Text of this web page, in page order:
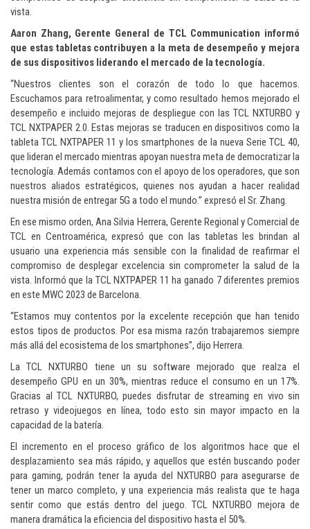
vista.
Aaron Zhang, Gerente General de TCL Communication informó
que estas tabletas contribuyen a la meta de desempeño y mejora
de sus dispositivos liderando el mercado de la tecnología.
“Nuestros clientes son el corazón de todo lo que hacemos.
Escuchamos para retroalimentar, y como resultado hemos mejorado el
desempeño e incluido mejoras de despliegue con las TCL NXTURBO y
TCL NXTPAPER 2.0. Estas mejoras se traducen en dispositivos como la
tableta TCL NXTPAPER 11 y los smartphones de la nueva Serie TCL 40,
que lideran el mercado mientras apoyan nuestra meta de democratizar la
tecnología. Además contamos con el apoyo de los operadores, que son
nuestros aliados estratégicos, quienes nos ayudan a hacer realidad
nuestra misión de entregar 5G a todo el mundo.” expresó el Sr. Zhang.
En ese mismo orden, Ana Silvia Herrera, Gerente Regional y Comercial de
TCL en Centroamérica, expresó que con las tabletas les brindan al
usuario una experiencia más sensible con la finalidad de reafirmar el
compromiso de desplegar excelencia sin comprometer la salud de la
vista. Informó que la TCL NXTPAPER 11 ha ganado 7 diferentes premios
en este MWC 2023 de Barcelona.
“Estamos muy contentos por la excelente recepción que han tenido
estos tipos de productos. Por esa misma razón trabajaremos siempre
más allá del ecosistema de los smartphones”, dijo Herrera.
La TCL NXTURBO tiene un su software mejorado que realza el
desempeño GPU en un 30%, mientras reduce el consumo en un 17%.
Gracias al TCL NXTURBO, puedes disfrutar de streaming en vivo sin
retraso y videojuegos en línea, todo esto sin mayor impacto en la
capacidad de la batería.
El incremento en el proceso gráfico de los algoritmos hace que el
desplazamiento sea más rápido, y aquellos que estén buscando poder
para gaming, podrán tener la ayuda del NXTURBO para asegurarse de
tener un marco completo, y una experiencia más realista que te haga
sentir como que estás dentro del juego. TCL NXTURBO mejora de
manera dramática la eficiencia del dispositivo hasta el 50%.